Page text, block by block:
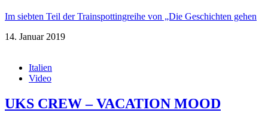
Im siebten Teil der Trainspottingreihe von „Die Geschichten gehen
14. Januar 2019
Italien
Video
UKS CREW – VACATION MOOD